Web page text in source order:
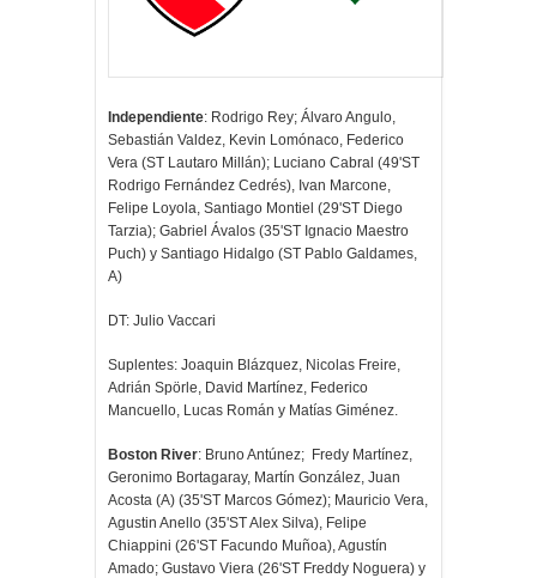
Independiente: Rodrigo Rey; Álvaro Angulo,
Sebastián Valdez, Kevin Lomónaco, Federico
Vera (ST Lautaro Millán); Luciano Cabral (49'ST
Rodrigo Fernández Cedrés), Ivan Marcone,
Felipe Loyola, Santiago Montiel (29'ST Diego
Tarzia); Gabriel Ávalos (35'ST Ignacio Maestro
Puch) y Santiago Hidalgo (ST Pablo Galdames,
A)
DT: Julio Vaccari
Suplentes: Joaquin Blázquez, Nicolas Freire,
Adrián Spörle, David Martínez, Federico
Mancuello, Lucas Román y Matías Giménez.
Boston River: Bruno Antúnez; Fredy Martínez,
Geronimo Bortagaray, Martín González, Juan
Acosta (A) (35'ST Marcos Gómez); Mauricio Vera,
Agustin Anello (35'ST Alex Silva), Felipe
Chiappini (26'ST Facundo Muñoa), Agustín
Amado; Gustavo Viera (26'ST Freddy Noguera) y